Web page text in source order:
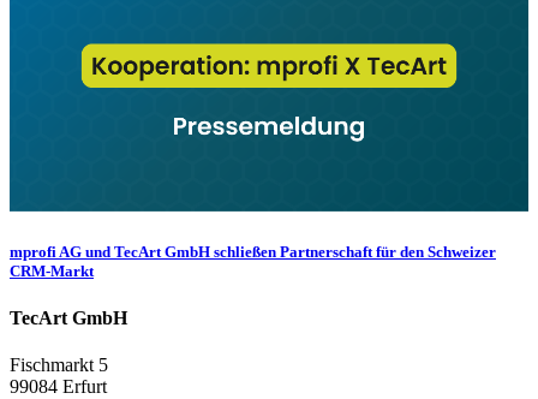
mprofi AG und TecArt GmbH schließen Partnerschaft für den Schweizer
CRM-Markt
TecArt GmbH
Fischmarkt 5
99084 Erfurt